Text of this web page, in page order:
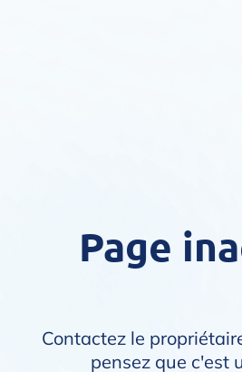
Page
Contactez le
pensez que c'est